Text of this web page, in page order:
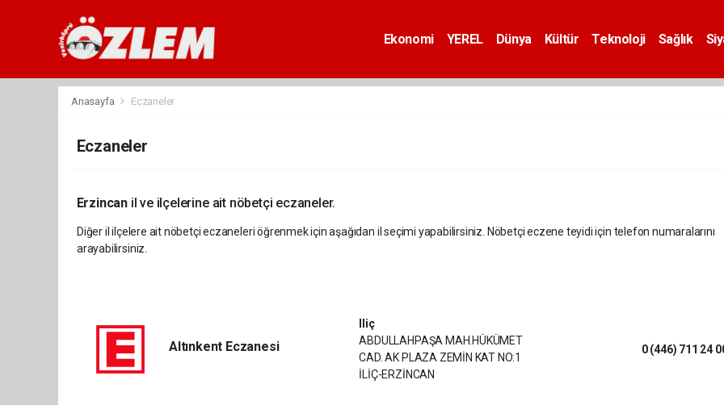
Ekonomi YEREL Dünya Kültür Teknoloji Sağlık
Anasayfa Eczaneler
Eczaneler
Erzincanil ve ilçelerine ait nöbetçi eczaneler.
Diğer il ilçelere ait nöbetçi eczaneleri öğrenmek için aşağıdan il seçimi yapabilirsiniz. Nöbetçi eczene teyidi için telefon numaralarını
arayabilirsiniz.
Altınkent Eczanesi
Iliç
ABDULLAHPAŞA MAH.HÜKÜMET
CAD. AK PLAZA ZEMİN KAT NO:1
İLİÇ-ERZİNCAN
0 (446) 711 24